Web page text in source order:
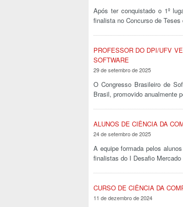
Após ter conquistado o 1º
finalista no Concurso de
PROFESSOR DO DPI/UFV
SOFTWARE
29 de setembro de 2025
O Congresso Brasileiro de
Brasil, promovido anualmente
ALUNOS DE CIÊNCIA DA
24 de setembro de 2025
A equipe formada pelos
finalistas do I Desafio
CURSO DE CIÊNCIA DA
11 de dezembro de 2024